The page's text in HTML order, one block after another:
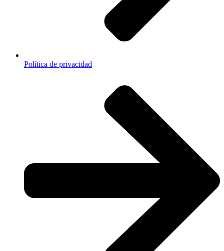
Política de privacidad